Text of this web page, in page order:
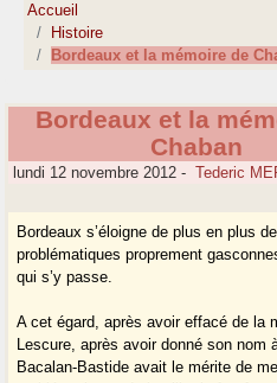
Accueil
Histoire
Bordeaux et la mémoire de
Bordeaux et la
Chaban
lundi 12 novembre 2012 - Tederic
Bordeaux s’éloigne de plus en plus de
problématiques proprement
qui s’y passe.
A cet égard, après avoir effacé de la
Lescure, après avoir donné son nom
Bacalan-Bastide avait le mérite de